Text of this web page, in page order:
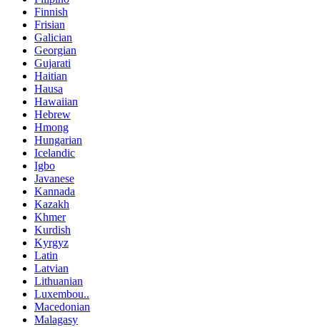
Finnish
Frisian
Galician
Georgian
Gujarati
Haitian
Hausa
Hawaiian
Hebrew
Hmong
Hungarian
Icelandic
Igbo
Javanese
Kannada
Kazakh
Khmer
Kurdish
Kyrgyz
Latin
Latvian
Lithuanian
Luxembou..
Macedonian
Malagasy